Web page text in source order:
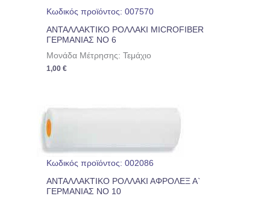
Κωδικός προϊόντος: 007570
ΑΝΤΑΛΛΑΚΤΙΚΟ ΡΟΛΛΑΚΙ MICROFIBER
ΓΕΡΜΑΝΙΑΣ ΝΟ 6
Μονάδα Μέτρησης: Τεμάχιο
1,00€
Κωδικός προϊόντος: 002086
ΑΝΤΑΛΛΑΚΤΙΚΟ ΡΟΛΛΑΚΙ ΑΦΡΟΛΕΞ Α`
ΓΕΡΜΑΝΙΑΣ ΝΟ 10